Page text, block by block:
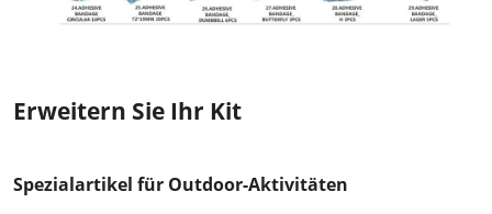
Erweitern Sie Ihr Kit
Spezialartikel für Outdoor-Aktivitäten